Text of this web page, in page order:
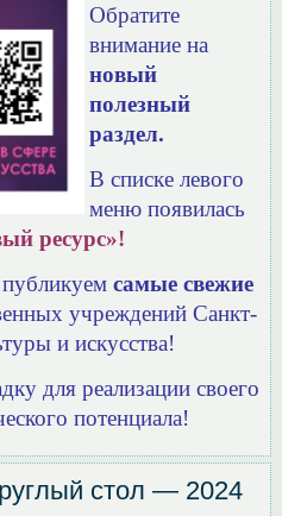
Обратите
внимание на
новый
полезный
раздел.
В списке левого
меню появилась
ресурс»!
публикуемсамые свежие
учреждений Санкт-
и искусства!
для реализации своего
потенциала!
стол — 2024